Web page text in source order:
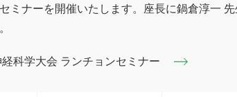
ミナーを開催いたします。座長に鍋倉淳一
科学大会 ランチョンセミナー